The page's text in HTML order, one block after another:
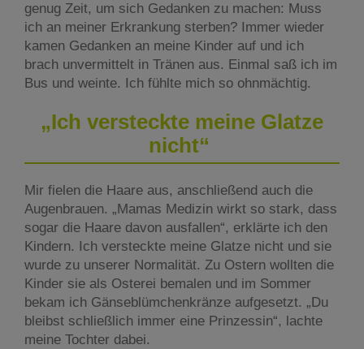
genug Zeit, um sich Gedanken zu machen: Muss
ich an meiner Erkrankung sterben? Immer wieder
kamen Gedanken an meine Kinder auf und ich
brach unvermittelt in Tränen aus. Einmal saß ich im
Bus und weinte. Ich fühlte mich so ohnmächtig.
„Ich versteckte meine Glatze
nicht“
Mir fielen die Haare aus, anschließend auch die
Augenbrauen. „Mamas Medizin wirkt so stark, dass
sogar die Haare davon ausfallen“, erklärte ich den
Kindern. Ich versteckte meine Glatze nicht und sie
wurde zu unserer Normalität. Zu Ostern wollten die
Kinder sie als Osterei bemalen und im Sommer
bekam ich Gänseblümchenkränze aufgesetzt. „Du
bleibst schließlich immer eine Prinzessin“, lachte
meine Tochter dabei.